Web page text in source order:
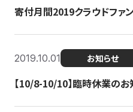
寄付月間2019クラウドファ
2019.10.01 お知らせ
【10/8-10/10】臨時休業のお